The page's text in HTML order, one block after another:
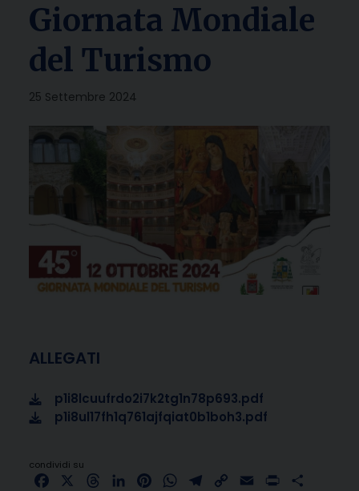
Giornata Mondiale
del Turismo
25 Settembre 2024
ALLEGATI
p1i8lcuufrdo2i7k2tg1n78p693.pdf
p1i8ul17fh1q761ajfqiat0b1boh3.pdf
condividi su
FacebookThreadsLinkedInPinterestWhatsApp
Telegram
Copy Email Print